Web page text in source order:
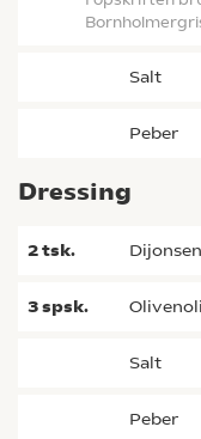
salt
peber
Dressing
2tsk.
3spsk.
salt
peber